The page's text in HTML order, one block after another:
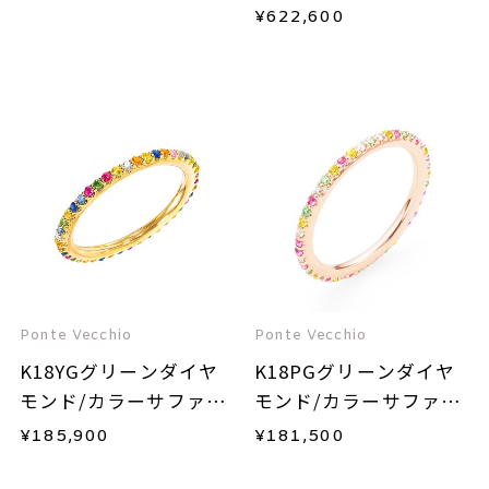
¥622,600
Ponte Vecchio
K18YGグリーンダイヤ
モンド/カラーサファイ
ア/ダイヤモンドリング
¥185,900
Ponte Vecchio
K18PGグリーンダイヤ
モンド/カラーサファイ
ア/ダイヤモンドリング
¥181,500